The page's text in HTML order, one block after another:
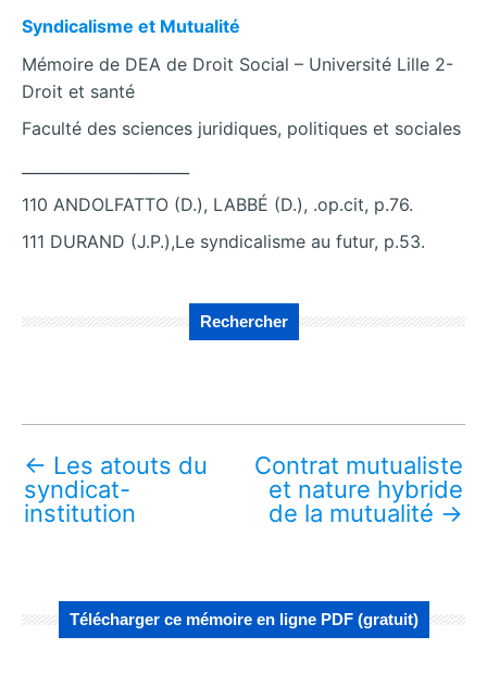
Syndicalisme et Mutualité
Mémoire de DEA de Droit Social – Université Lille 2-
Droit et santé
Faculté des sciences juridiques, politiques et sociales
110 ANDOLFATTO (D.), LABBÉ (D.), .op.cit, p.76.
111 DURAND (J.P.),Le syndicalisme au futur, p.53.
Rechercher
← Les atouts du
syndicat-
institution
Contrat mutualiste
et nature hybride
de la mutualité →
Télécharger ce mémoire en ligne PDF (gratuit)